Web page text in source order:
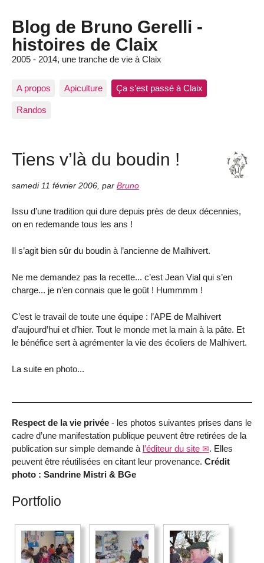
Blog de Bruno Gerelli -
histoires de Claix
2005 - 2014, une tranche de vie à Claix
A propos Apiculture Ça s’est passé à Claix
Randos
Tiens v’là du boudin !
samedi 11 février 2006 par Bruno
Issu d’une tradition qui dure depuis près de deux décennies,
on en redemande tous les ans !
Il s’agit bien sûr du boudin à l’ancienne de Malhivert.
Ne me demandez pas la recette... c’est Jean Vial qui s’en
charge... je n’en connais que le goût ! Hummmm !
C’est le travail de toute une équipe : l’APE de Malhivert
d’aujourd’hui et d’hier. Tout le monde met la main à la pâte. Et
le bénéfice sert à agrémenter la vie des écoliers de Malhivert.
La suite en photo...
Respect de la vie privée - les photos suivantes prises dans le
cadre d’une manifestation publique peuvent être retirées de la
publication sur simple demande à l’éditeur du site
. Elles
peuvent être réutilisées en citant leur provenance. Crédit
photo : Sandrine Mistri & BGe
Portfolio